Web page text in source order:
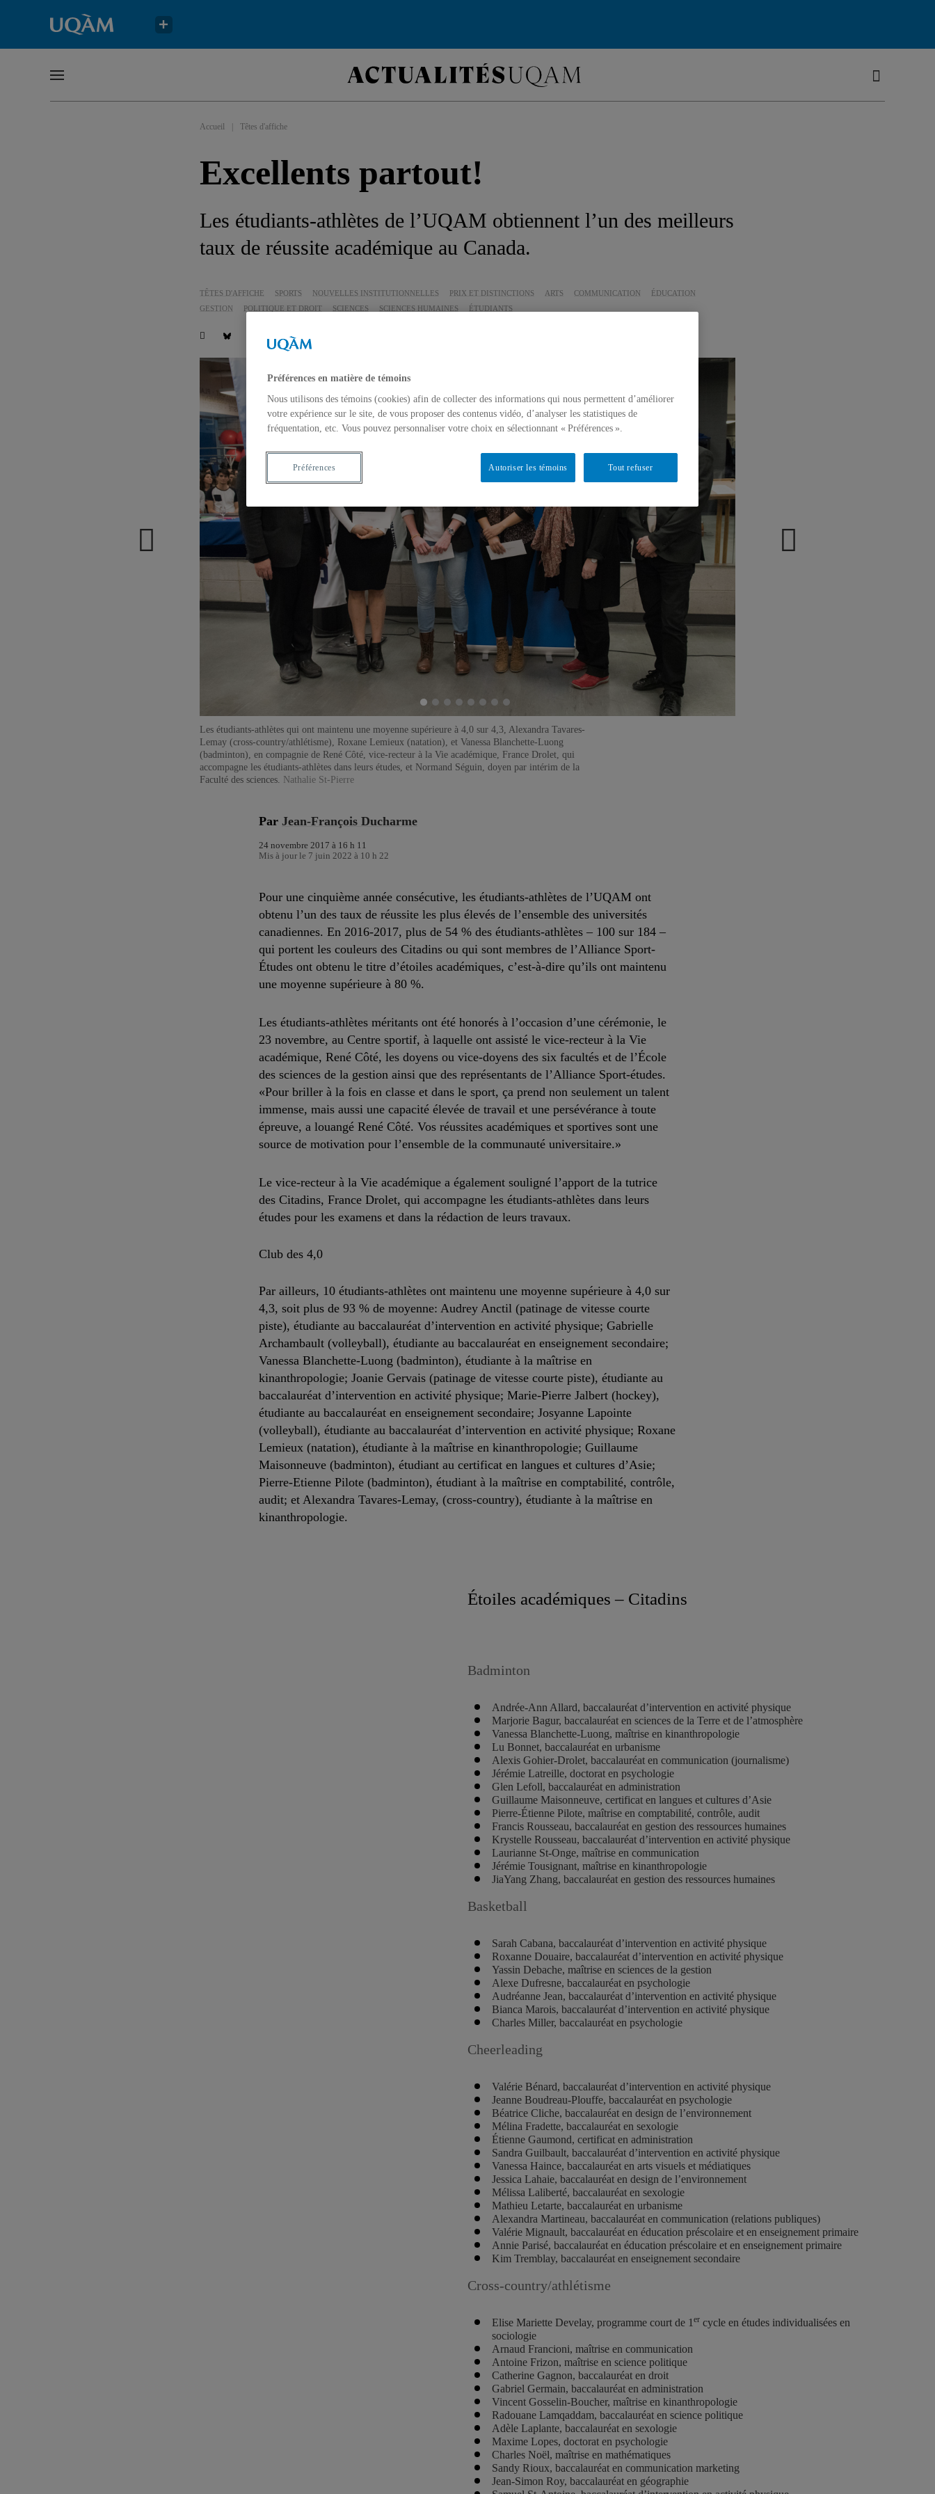
Accueil Têtes d'affiche
Excellents partout!
Les étudiants-athlètes de l’UQAM obtiennent l’un des meilleurs
taux de réussite académique au Canada.
TÊTES D'AFFICHE SPORTS NOUVELLES INSTITUTIONNELLES PRIX ET DISTINCTIONS ARTS COMMUNICATION
ÉDUCATION
GESTION
POLITIQUE ET DROIT SCIENCES SCIENCES HUMAINES ÉTUDIANTS
Les étudiants-athlètes qui ont maintenu une moyenne supérieure à 4,0 sur 4,3, Alexandra Tavares-
Lemay (cross-country/athlétisme), Roxane Lemieux (natation), et Vanessa Blanchette-Luong
(badminton), en compagnie de René Côté, vice-recteur à la Vie académique, France Drolet, qui
accompagne les étudiants-athlètes dans leurs études, et Normand Séguin, doyen par intérim de la
Faculté des sciences. Nathalie St-Pierre
Par Jean-François Ducharme
24 novembre 2017 à 16 h 11
Mis à jour le 7 juin 2022 à 10 h 22
Pour une cinquième année consécutive, les étudiants-athlètes de l’UQAM ont
obtenu l’un des taux de réussite les plus élevés de l’ensemble des universités
canadiennes. En 2016-2017, plus de 54 % des étudiants-athlètes – 100 sur 184 –
qui portent les couleurs des Citadins ou qui sont membres de l’Alliance Sport-
Études ont obtenu le titre d’étoiles académiques, c’est-à-dire qu’ils ont maintenu
une moyenne supérieure à 80 %.
Les étudiants-athlètes méritants ont été honorés à l’occasion d’une cérémonie, le
23 novembre, au Centre sportif, à laquelle ont assisté le vice-recteur à la Vie
académique, René Côté, les doyens ou vice-doyens des six facultés et de l’École
des sciences de la gestion ainsi que des représentants de l’Alliance Sport-études.
«Pour briller à la fois en classe et dans le sport, ça prend non seulement un talent
immense, mais aussi une capacité élevée de travail et une persévérance à toute
épreuve, a louangé René Côté. Vos réussites académiques et sportives sont une
source de motivation pour l’ensemble de la communauté universitaire.»
Le vice-recteur à la Vie académique a également souligné l’apport de la tutrice
des Citadins, France Drolet, qui accompagne les étudiants-athlètes dans leurs
études pour les examens et dans la rédaction de leurs travaux.
Club des 4,0
Par ailleurs, 10 étudiants-athlètes ont maintenu une moyenne supérieure à 4,0 sur
4,3, soit plus de 93 % de moyenne: Audrey Anctil (patinage de vitesse courte
piste), étudiante au baccalauréat d’intervention en activité physique; Gabrielle
Archambault (volleyball), étudiante au baccalauréat en enseignement secondaire;
Vanessa Blanchette-Luong (badminton), étudiante à la maîtrise en
kinanthropologie; Joanie Gervais (patinage de vitesse courte piste), étudiante au
baccalauréat d’intervention en activité physique; Marie-Pierre Jalbert (hockey),
étudiante au baccalauréat en enseignement secondaire; Josyanne Lapointe
(volleyball), étudiante au baccalauréat d’intervention en activité physique; Roxane
Lemieux (natation), étudiante à la maîtrise en kinanthropologie; Guillaume
Maisonneuve (badminton), étudiant au certificat en langues et cultures d’Asie;
Pierre-Etienne Pilote (badminton), étudiant à la maîtrise en comptabilité, contrôle,
audit; et Alexandra Tavares-Lemay, (cross-country), étudiante à la maîtrise en
kinanthropologie.
Étoiles académiques – Citadins
Badminton
Andrée-Ann Allard, baccalauréat d’intervention en activité physique
Marjorie Bagur, baccalauréat en sciences de la Terre et de l’atmosphère
Vanessa Blanchette-Luong, maîtrise en kinanthropologie
Lu Bonnet, baccalauréat en urbanisme
Alexis Gohier-Drolet, baccalauréat en communication (journalisme)
Jérémie Latreille, doctorat en psychologie
Glen Lefoll, baccalauréat en administration
Guillaume Maisonneuve, certificat en langues et cultures d’Asie
Pierre-Étienne Pilote, maîtrise en comptabilité, contrôle, audit
Francis Rousseau, baccalauréat en gestion des ressources humaines
Krystelle Rousseau, baccalauréat d’intervention en activité physique
Laurianne St-Onge, maîtrise en communication
Jérémie Tousignant, maîtrise en kinanthropologie
JiaYang Zhang, baccalauréat en gestion des ressources humaines
Basketball
Sarah Cabana, baccalauréat d’intervention en activité physique
Roxanne Douaire, baccalauréat d’intervention en activité physique
Yassin Debache, maîtrise en sciences de la gestion
Alexe Dufresne, baccalauréat en psychologie
Audréanne Jean, baccalauréat d’intervention en activité physique
Bianca Marois, baccalauréat d’intervention en activité physique
Charles Miller, baccalauréat en psychologie
Cheerleading
Valérie Bénard, baccalauréat d’intervention en activité physique
Jeanne Boudreau-Plouffe, baccalauréat en psychologie
Béatrice Cliche, baccalauréat en design de l’environnement
Mélina Fradette, baccalauréat en sexologie
Étienne Gaumond, certificat en administration
Sandra Guilbault, baccalauréat d’intervention en activité physique
Vanessa Haince, baccalauréat en arts visuels et médiatiques
Jessica Lahaie, baccalauréat en design de l’environnement
Mélissa Laliberté, baccalauréat en sexologie
Mathieu Letarte, baccalauréat en urbanisme
Alexandra Martineau, baccalauréat en communication (relations publiques)
Valérie Mignault, baccalauréat en éducation préscolaire et en enseignement primaire
Annie Parisé, baccalauréat en éducation préscolaire et en enseignement primaire
Kim Tremblay, baccalauréat en enseignement secondaire
Cross-country/athlétisme
Elise Mariette Develay, programme court de 1 er cycle en études individualisées en
sociologie
Arnaud Francioni, maîtrise en communication
Antoine Frizon, maîtrise en science politique
Catherine Gagnon, baccalauréat en droit
Gabriel Germain, baccalauréat en administration
Vincent Gosselin-Boucher, maîtrise en kinanthropologie
Radouane Lamqaddam, baccalauréat en science politique
Adèle Laplante, baccalauréat en sexologie
Maxime Lopes, doctorat en psychologie
Charles Noël, maîtrise en mathématiques
Sandy Rioux, baccalauréat en communication marketing
Jean-Simon Roy, baccalauréat en géographie
Préférences en matière de témoins
Nous utilisons des témoins (cookies) afin de collecter des informations qui nous permettent d’améliorer
votre expérience sur le site, de vous proposer des contenus vidéo, d’analyser les statistiques de
fréquentation, etc. Vous pouvez personnaliser votre choix en sélectionnant « Préférences ».
Tout refuser
Autoriser les témoins
Préférences